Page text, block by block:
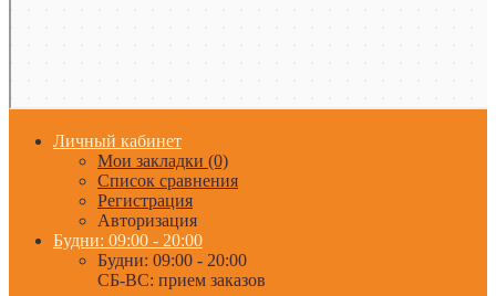
Личный кабинет
Мои закладки (0)
Список сравнения
Регистрация
Авторизация
Будни: 09:00 - 20:00
Будни: 09:00 - 20:00
СБ-ВС: прием заказов